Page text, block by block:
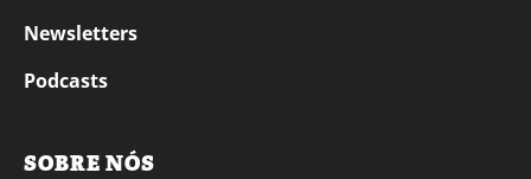
Newsletters
Podcasts
SOBRE NÓS